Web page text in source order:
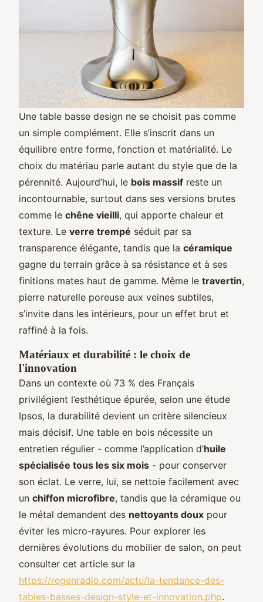
Une table basse design ne se choisit pas comme
un simple complément. Elle s’inscrit dans un
équilibre entre forme, fonction et matérialité. Le
choix du matériau parle autant du style que de la
pérennité. Aujourd’hui, le bois massif reste un
incontournable, surtout dans ses versions brutes
comme le chêne vieilli, qui apporte chaleur et
texture. Le verre trempé séduit par sa
transparence élégante, tandis que la céramique
gagne du terrain grâce à sa résistance et à ses
finitions mates haut de gamme. Même le travertin,
pierre naturelle poreuse aux veines subtiles,
s’invite dans les intérieurs, pour un effet brut et
raffiné à la fois.
Matériaux et durabilité : le choix de
l'innovation
Dans un contexte où 73 % des Français
privilégient l’esthétique épurée, selon une étude
Ipsos, la durabilité devient un critère silencieux
mais décisif. Une table en bois nécessite un
entretien régulier - comme l’application d’huile
spécialisée tous les six mois - pour conserver
son éclat. Le verre, lui, se nettoie facilement avec
un chiffon microfibre, tandis que la céramique ou
le métal demandent des nettoyants doux pour
éviter les micro-rayures. Pour explorer les
dernières évolutions du mobilier de salon, on peut
consulter cet article sur la
https://regenradio.com/actu/la-tendance-des-
tables-basses-design-style-et-innovation.php.